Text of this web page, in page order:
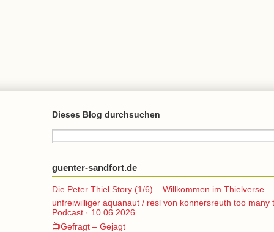
Dieses Blog durchsuchen
guenter-sandfort.de
Die Peter Thiel Story (1/6) – Willkommen im Thielverse
unfreiwilliger aquanaut / resl von konnersreuth too many
Podcast · 10.06.2026
📺Gefragt – Gejagt